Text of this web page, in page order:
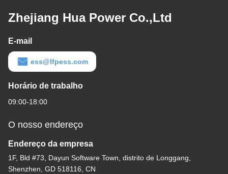
Zhejiang Hua Power Co.,Ltd
E-mail
ess@lfpess.com
Horário de trabalho
09:00-18:00
O nosso endereço
Endereço da empresa
1F, Bld #73, Dayun Software Town, distrito de Longgang,
Shenzhen, GD 518116, CN